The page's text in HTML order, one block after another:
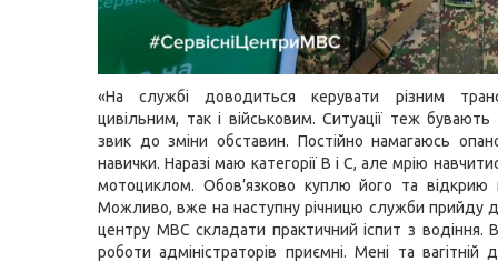
«На службі доводиться керувати різним
цивільним, так і військовим. Ситуації теж бувають
звик до зміни обставин. Постійно намагаюсь
навички. Наразі маю категорії В і С, але мрію
мотоциклом. Обов’язково куплю його та відкрию
Можливо, вже на наступну річницю служби прийду
центру МВС складати практичний іспит з водіння.
роботи адміністраторів приємні. Мені та вагітній